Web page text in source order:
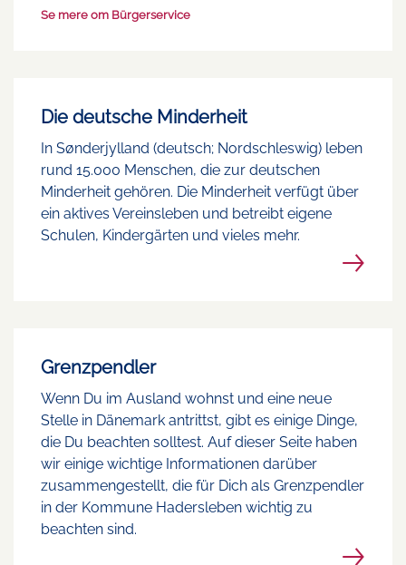
Se mere om Bürgerservice
Die deutsche Minderheit
In Sønderjylland (deutsch; Nordschleswig) leben
rund 15.000 Menschen, die zur deutschen
Minderheit gehören. Die Minderheit verfügt über
ein aktives Vereinsleben und betreibt eigene
Schulen, Kindergärten und vieles mehr.
Grenzpendler
Wenn Du im Ausland wohnst und eine neue
Stelle in Dänemark antrittst, gibt es einige Dinge,
die Du beachten solltest. Auf dieser Seite haben
wir einige wichtige Informationen darüber
zusammengestellt, die für Dich als Grenzpendler
in der Kommune Hadersleben wichtig zu
beachten sind.